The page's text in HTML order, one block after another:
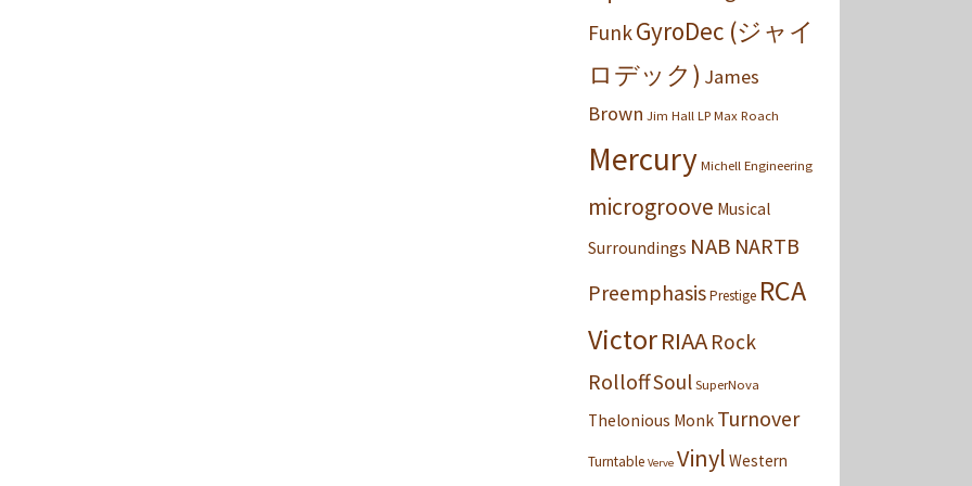
FunkGyroDec (ジャイ
ロデック) James
Brown Jim Hall LP Max Roach
Mercury Michell Engineering
microgroove Musical
Surroundings NAB NARTB
PreemphasisPrestige RCA
VictorRIAA Rock
RolloffSoul SuperNova
Thelonious Monk Turnover
Turntable Verve Vinyl Western